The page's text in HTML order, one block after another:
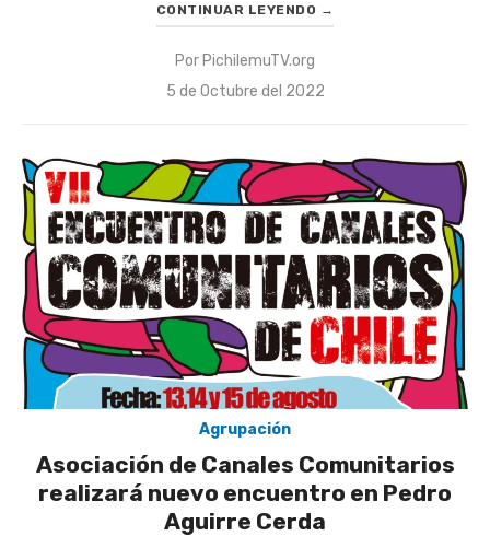
CONTINUAR LEYENDO →
Por PichilemuTV.org
Publicado
5 de Octubre del 2022
Agrupación
Asociación de Canales Comunitarios
realizará nuevo encuentro en Pedro
Aguirre Cerda